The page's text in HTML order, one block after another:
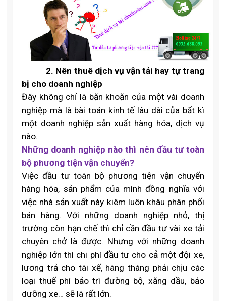
2. Nên thuê dịch vụ vận tải hay tự trang
bị cho doanh nghiệp
Đây không chỉ là băn khoăn của một vài doanh
nghiệp mà là bài toán kinh tế lâu dài của bất kì
một doanh nghiệp sản xuất hàng hóa, dịch vụ
nào.
Những doanh nghiệp nào thì nên đầu tư toàn
bộ phương tiện vận chuyển?
Việc đầu tư toàn bộ phương tiện vận chuyển
hàng hóa, sản phẩm của mình đồng nghĩa với
việc nhà sản xuất này kiêm luôn khâu phân phối
bán hàng. Với những doanh nghiệp nhỏ, thị
trường còn hạn chế thì chỉ cần đầu tư vài xe tải
chuyên chở là được. Nhưng với những doanh
nghiệp lớn thì chi phí đầu tư cho cả một đội xe,
lương trả cho tài xế, hàng tháng phải chịu các
loại thuế phí bảo trì đường bộ, xăng dầu, bảo
dưỡng xe… sẽ là rất lớn.